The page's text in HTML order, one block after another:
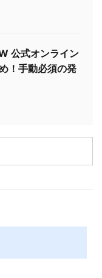
公式オンライン
！手動必須の発